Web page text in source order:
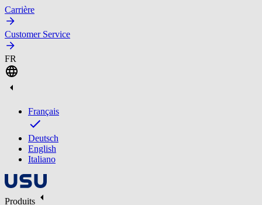
Carrière
Customer Service
FR
Français
Deutsch
English
Italiano
Produits